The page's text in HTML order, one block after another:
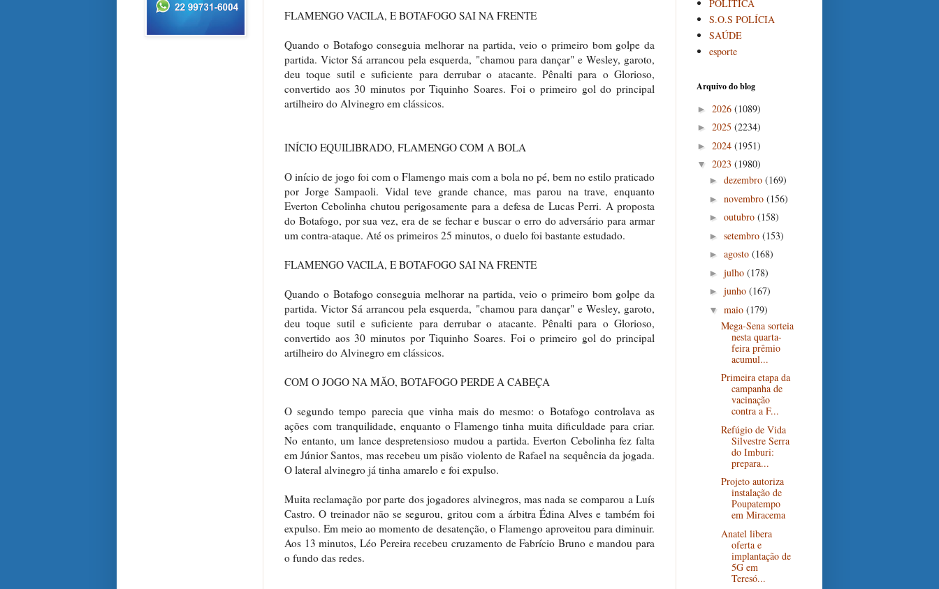
FLAMENGO VACILA, E BOTAFOGO SAI NA FRENTE
Quando o Botafogo conseguia melhorar na partida, veio o primeiro bom golpe da
partida. Victor Sá arrancou pela esquerda, "chamou para dançar" e Wesley, garoto,
deu toque sutil e suficiente para derrubar o atacante. Pênalti para o Glorioso,
convertido aos 30 minutos por Tiquinho Soares. Foi o primeiro gol do principal
artilheiro do Alvinegro em clássicos.
INÍCIO EQUILIBRADO, FLAMENGO COM A BOLA
O início de jogo foi com o Flamengo mais com a bola no pé, bem no estilo praticado
por Jorge Sampaoli. Vidal teve grande chance, mas parou na trave, enquanto
Everton Cebolinha chutou perigosamente para a defesa de Lucas Perri. A proposta
do Botafogo, por sua vez, era de se fechar e buscar o erro do adversário para armar
um contra-ataque. Até os primeiros 25 minutos, o duelo foi bastante estudado.
FLAMENGO VACILA, E BOTAFOGO SAI NA FRENTE
Quando o Botafogo conseguia melhorar na partida, veio o primeiro bom golpe da
partida. Victor Sá arrancou pela esquerda, "chamou para dançar" e Wesley, garoto,
deu toque sutil e suficiente para derrubar o atacante. Pênalti para o Glorioso,
convertido aos 30 minutos por Tiquinho Soares. Foi o primeiro gol do principal
artilheiro do Alvinegro em clássicos.
COM O JOGO NA MÃO, BOTAFOGO PERDE A CABEÇA
O segundo tempo parecia que vinha mais do mesmo: o Botafogo controlava as
ações com tranquilidade, enquanto o Flamengo tinha muita dificuldade para criar.
No entanto, um lance despretensioso mudou a partida. Everton Cebolinha fez falta
em Júnior Santos, mas recebeu um pisão violento de Rafael na sequência da jogada.
O lateral alvinegro já tinha amarelo e foi expulso.
Muita reclamação por parte dos jogadores alvinegros, mas nada se comparou a Luís
Castro. O treinador não se segurou, gritou com a árbitra Édina Alves e também foi
expulso. Em meio ao momento de desatenção, o Flamengo aproveitou para diminuir.
Aos 13 minutos, Léo Pereira recebeu cruzamento de Fabrício Bruno e mandou para
o fundo das redes.
POLÍTICA
S.O.S POLÍCIA
SAÚDE
esporte
Arquivo do blog
► 2026 (1089)
► 2025 (2234)
► 2024 (1951)
▼ 2023 (1980)
► dezembro (169)
► novembro (156)
► outubro (158)
► setembro (153)
► agosto (168)
► julho (178)
► junho (167)
▼ maio (179)
Mega-Sena sorteia
nesta quarta-
feira prêmio
acumul...
Primeira etapa da
campanha de
vacinação
contra a F...
Refúgio de Vida
Silvestre Serra
do Imburi:
prepara...
Projeto autoriza
instalação de
Poupatempo
em Miracema
Anatel libera
oferta e
implantação de
5G em
Teresó...